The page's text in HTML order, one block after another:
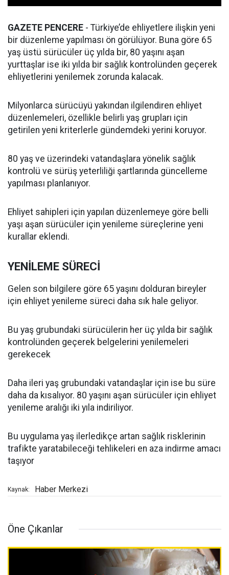
GAZETE PENCERE - Türkiye’de ehliyetlere ilişkin yeni
bir düzenleme yapılması ön görülüyor. Buna göre 65
yaş üstü sürücüler üç yılda bir, 80 yaşını aşan
yurttaşlar ise iki yılda bir sağlık kontrolünden geçerek
ehliyetlerini yenilemek zorunda kalacak.
Milyonlarca sürücüyü yakından ilgilendiren ehliyet
düzenlemeleri, özellikle belirli yaş grupları için
getirilen yeni kriterlerle gündemdeki yerini koruyor.
80 yaş ve üzerindeki vatandaşlara yönelik sağlık
kontrolü ve sürüş yeterliliği şartlarında güncelleme
yapılması planlanıyor.
Ehliyet sahipleri için yapılan düzenlemeye göre belli
yaşı aşan sürücüler için yenileme süreçlerine yeni
kurallar eklendi.
YENİLEME SÜRECİ
Gelen son bilgilere göre 65 yaşını dolduran bireyler
için ehliyet yenileme süreci daha sık hale geliyor.
Bu yaş grubundaki sürücülerin her üç yılda bir sağlık
kontrolünden geçerek belgelerini yenilemeleri
gerekecek
Daha ileri yaş grubundaki vatandaşlar için ise bu süre
daha da kısalıyor. 80 yaşını aşan sürücüler için ehliyet
yenileme aralığı iki yıla indiriliyor.
Bu uygulama yaş ilerledikçe artan sağlık risklerinin
trafikte yaratabileceği tehlikeleri en aza indirme amacı
taşıyor
Kaynak: Haber Merkezi
Öne Çıkanlar